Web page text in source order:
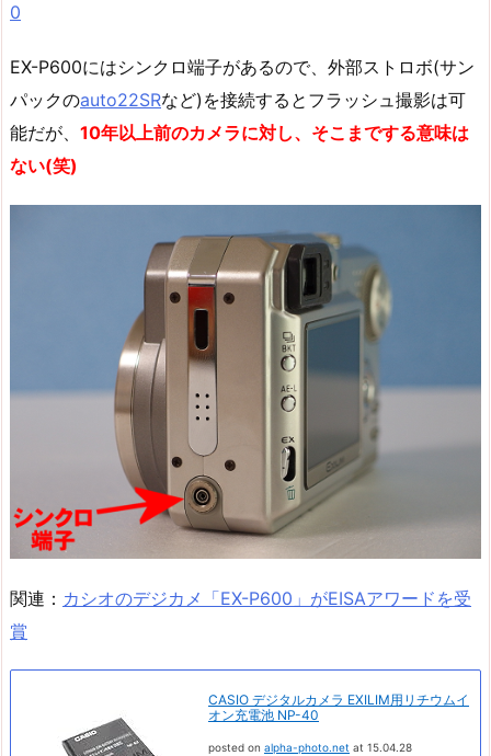
0
EX-P600にはシンクロ端子があるので、外部ストロボ(サン
パックのauto22SRなど)を接続するとフラッシュ撮影は可
能だが、 10年以上前のカメラに対し、そこまでする意味は
ない(笑)
関連： カシオのデジカメ「EX-P600」がEISAアワードを受
賞
CASIO デジタルカメラ EXILIM用リチウムイ
オン充電池 NP-40
posted on alpha-photo.net at 15.04.28